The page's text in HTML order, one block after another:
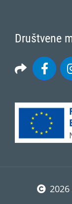
Društvene